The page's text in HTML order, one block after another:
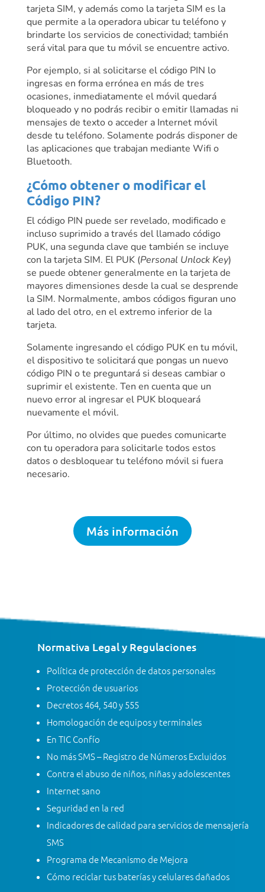
tarjeta SIM, y además como la tarjeta SIM es la
que permite a la operadora ubicar tu teléfono y
brindarte los servicios de conectividad; también
será vital para que tu móvil se encuentre activo.
Por ejemplo, si al solicitarse el código PIN lo
ingresas en forma errónea en más de tres
ocasiones, inmediatamente el móvil quedará
bloqueado y no podrás recibir o emitir llamadas ni
mensajes de texto o acceder a Internet móvil
desde tu teléfono. Solamente podrás disponer de
las aplicaciones que trabajan mediante Wifi o
Bluetooth.
¿Cómo obtener o modificar el
Código PIN?
El código PIN puede ser revelado, modificado e
incluso suprimido a través del llamado código
PUK, una segunda clave que también se incluye
con la tarjeta SIM. El PUK (Personal Unlock Key)
se puede obtener generalmente en la tarjeta de
mayores dimensiones desde la cual se desprende
la SIM. Normalmente, ambos códigos figuran uno
al lado del otro, en el extremo inferior de la
tarjeta.
Solamente ingresando el código PUK en tu móvil,
el dispositivo te solicitará que pongas un nuevo
código PIN o te preguntará si deseas cambiar o
suprimir el existente. Ten en cuenta que un
nuevo error al ingresar el PUK bloqueará
nuevamente el móvil.
Por último, no olvides que puedes comunicarte
con tu operadora para solicitarle todos estos
datos o desbloquear tu teléfono móvil si fuera
necesario.
Más información
Normativa Legal y Regulaciones
Política de protección de datos personales
Protección de usuarios
Decretos 464, 540 y 555
Homologación de equipos y terminales
En TIC Confío
No más SMS – Registro de Números Excluidos
Contra el abuso de niños, niñas y adolescentes
Internet sano
Seguridad en la red
Indicadores de calidad para servicios de mensajería
SMS
Programa de Mecanismo de Mejora
Cómo reciclar tus baterías y celulares dañados